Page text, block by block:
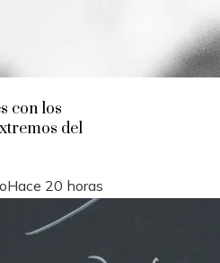
con los
del
Hace 20 horas